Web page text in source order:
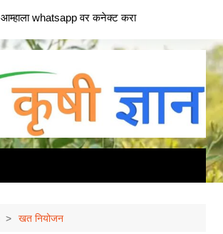
whatsapp वर कनेक्ट करा
खत नियोजन